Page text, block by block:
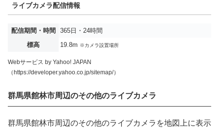
ライブカメラ配信情報
配信期間・時間
365日・24時間
標高
19.8m ※カメラ設置場所
Webサービス by Yahoo! JAPAN
（https://developer.yahoo.co.jp/sitemap/）
群馬県館林市周辺のその他のライブカメラ
群馬県館林市周辺のその他のライブカメラを地図上に表示